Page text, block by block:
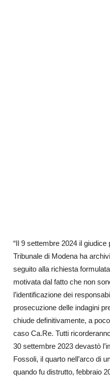
“Il 9 settembre 2024 il
Tribunale di Modena ha
seguito alla richiesta
motivata dal fatto che non
l’identificazione dei
prosecuzione delle indagini
chiude definitivamente, a
caso Ca.Re. Tutti
30 settembre 2023 devastò
Fossoli, il quarto nell’arco di
quando fu distrutto, febbraio